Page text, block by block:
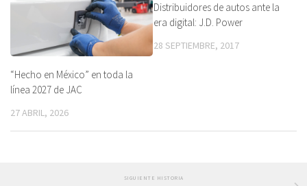
“Hecho en México” en toda la
línea 2027 de JAC
27 ABRIL, 2026
Distribuidores de autos ante la
era digital: J.D. Power
28 SEPTIEMBRE, 2017
SIGUIENTE HISTORIA